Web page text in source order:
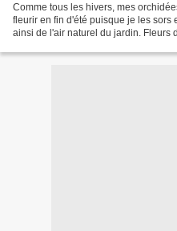
Comme tous les hivers, mes
fleurir en fin d'été puisque je les sors
ainsi de l'air naturel du jardin. Fleurs